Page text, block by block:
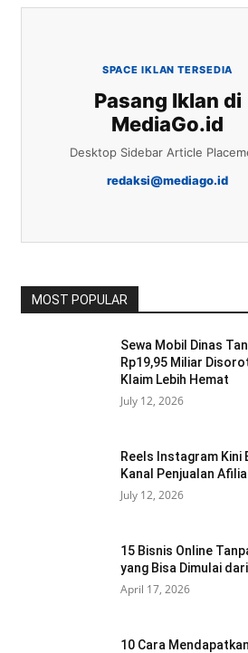
SPACE IKLAN TERSEDIA
Pasang Iklan di
MediaGo.id
Desktop Sidebar Article
redaksi@mediago.id
MOST POPULAR
Sewa Mobil Dinas
Rp19,95 Miliar
Klaim Lebih Hemat
July 12, 2026
Reels Instagram Kini
Kanal Penjualan
July 12, 2026
15 Bisnis Online
yang Bisa Dimulai dari
April 17, 2026
10 Cara